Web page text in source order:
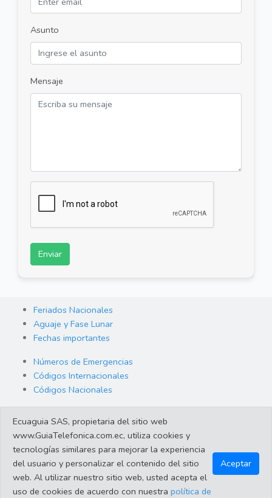
Asunto
Mensaje
Enviar
Feriados Nacionales
Aguaje y Fase Lunar
Fechas importantes
Números de Emergencias
Códigos Internacionales
Códigos Nacionales
Cambio de Divisas
Enlaces de interes
©2023 Guiatelefonica.com.ec una empresa 100% ecuatoriana.
Ecuaguia SAS, propietaria del sitio web
www.GuiaTelefonica.com.ec, utiliza cookies y
tecnologías similares para mejorar la experiencia
del usuario y personalizar el contenido del sitio
web. Al utilizar nuestro sitio web, usted acepta el
uso de cookies de acuerdo con nuestra política de
Aceptar